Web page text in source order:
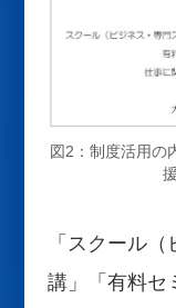
図2：制度活用の
「スクール
講」「有料セ